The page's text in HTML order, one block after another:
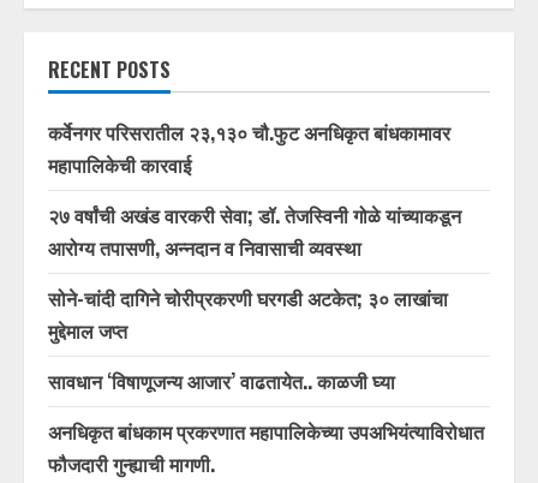
RECENT POSTS
कर्वेनगर परिसरातील २३,१३० चौ.फुट अनधिकृत बांधकामावर
महापालिकेची कारवाई
२७ वर्षांची अखंड वारकरी सेवा; डॉ. तेजस्विनी गोळे यांच्याकडून
आरोग्य तपासणी, अन्नदान व निवासाची व्यवस्था
सोने-चांदी दागिने चोरीप्रकरणी घरगडी अटकेत; ३० लाखांचा
मुद्देमाल जप्त
सावधान ‘विषाणूजन्य आजार’ वाढतायेत.. काळजी घ्या
अनधिकृत बांधकाम प्रकरणात महापालिकेच्या उपअभियंत्याविरोधात
फौजदारी गुन्ह्याची मागणी.